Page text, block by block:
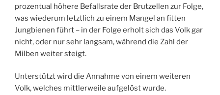
prozentual höhere Befallsrate der Brutzellen zur Folge,
was wiederum letztlich zu einem Mangel an fitten
Jungbienen führt – in der Folge erholt sich das Volk gar
nicht, oder nur sehr langsam, während die Zahl der
Milben weiter steigt.
Unterstützt wird die Annahme von einem weiteren
Volk, welches mittlerweile aufgelöst wurde.